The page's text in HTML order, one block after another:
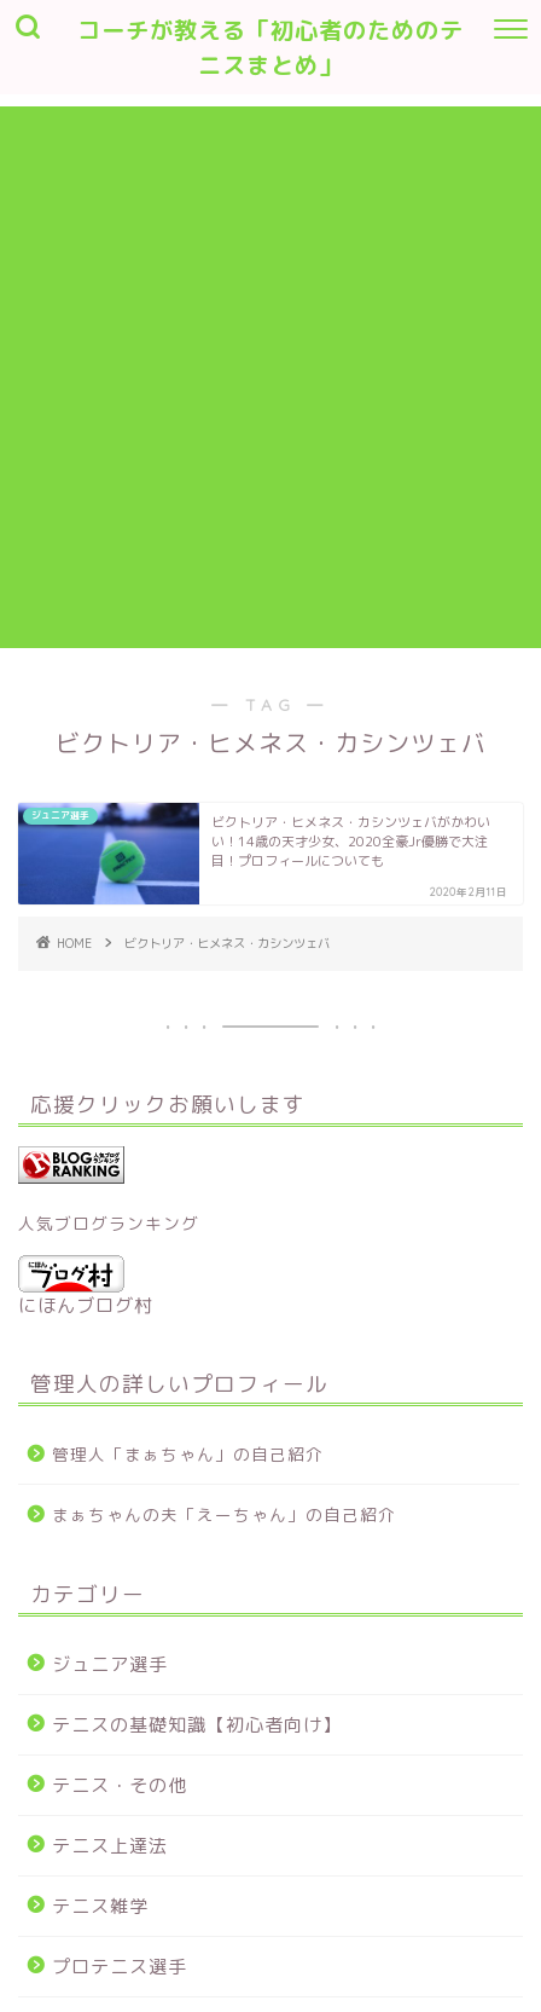
コーチが教える「初心者のためのテ
ニスまとめ」
― TAG ―
ビクトリア・ヒメネス・カシンツェバ
ジュニア選手
ビクトリア・ヒメネス・カシンツェバがかわい
い！14歳の天才少女、2020全豪Jr優勝で大注
目！プロフィールについても
2020年2月11日
HOME ビクトリア・ヒメネス・カシンツェバ
応援クリックお願いします
人気ブログランキング
にほんブログ村
管理人の詳しいプロフィール
管理人「まぁちゃん」の自己紹介
まぁちゃんの夫「えーちゃん」の自己紹介
カテゴリー
ジュニア選手
テニスの基礎知識【初心者向け】
テニス・その他
テニス上達法
テニス雑学
プロテニス選手